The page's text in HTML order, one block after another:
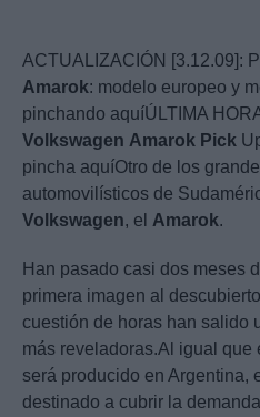
ACTUALIZACIÓN [3.12.09]:
Amarok: modelo europeo y
pinchando aquíÚLTIMA
Volkswagen Amarok Pick
pincha aquíOtro de los
automovilísticos de
Volkswagen, el Amarok.
Han pasado casi dos meses
primera imagen al
cuestión de horas han salido
más reveladoras.Al igual que
será producido en Argentina,
destinado a cubrir la